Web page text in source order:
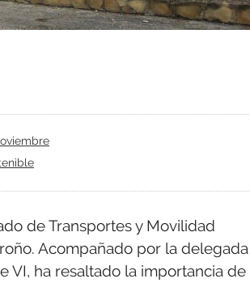
de Transportes y Movilidad
Acompañado por la delegada
VI, ha resaltado la importancia de